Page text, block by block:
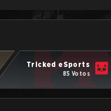
Tricked eSports
85 Votos